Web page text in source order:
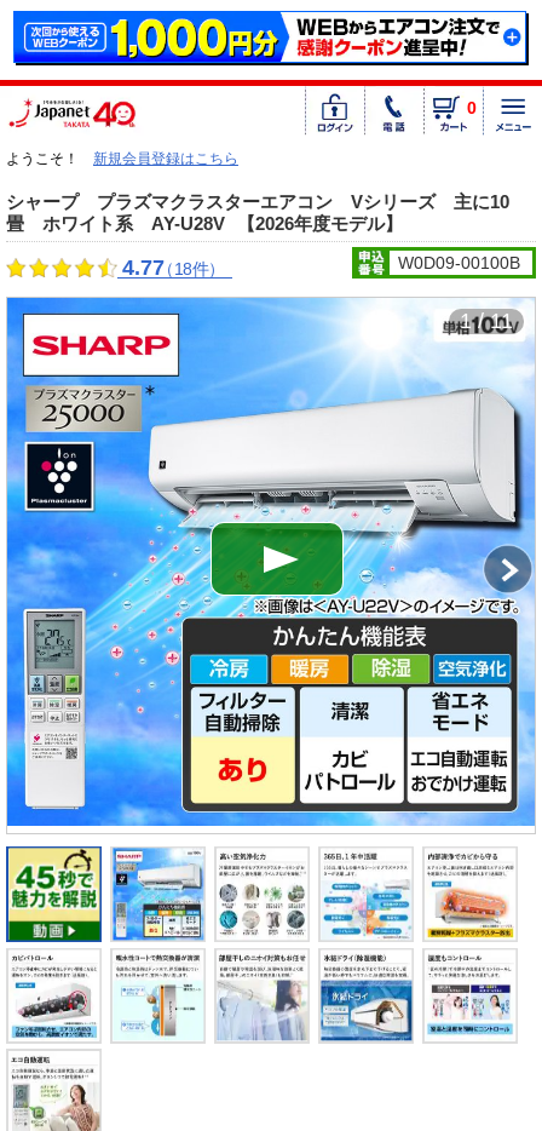
0
ようこそ！ 新規会員登録はこちら
シャープ プラズマクラスターエアコン Vシリーズ 主に10
畳 ホワイト系 AY-U28V
【2026年度モデル】
4.77（18件） W0D09-00100B
1 / 11